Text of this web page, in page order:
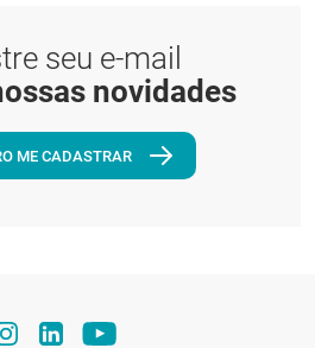
seu e-mail
novidades
ME CADASTRAR